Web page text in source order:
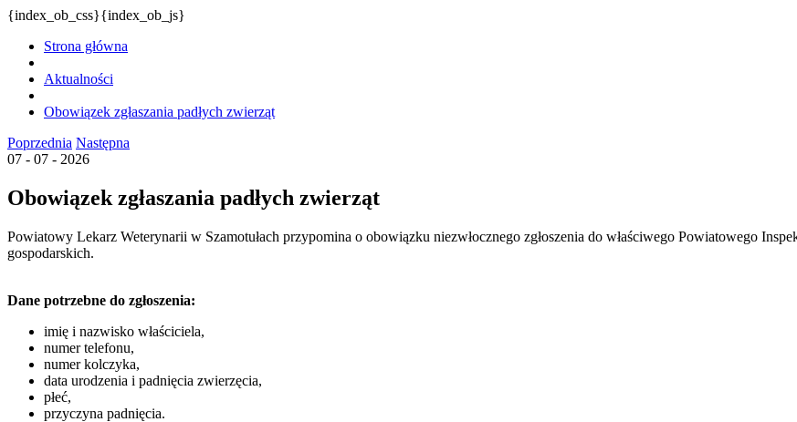
{index_ob_css}{index_ob_js}
Strona główna
Aktualności
Obowiązek zgłaszania padłych zwierząt
Poprzednia Następna
07 - 07 - 2026
Obowiązek zgłaszania padłych zwierząt
Powiatowy Lekarz Weterynarii w Szamotułach przypomina o obowiązku niezwłocznego zgłoszenia do właściwego Powiatowego
gospodarskich.
Dane potrzebne do zgłoszenia:
imię i nazwisko właściciela,
numer telefonu,
numer kolczyka,
data urodzenia i padnięcia zwierzęcia,
płeć,
przyczyna padnięcia.